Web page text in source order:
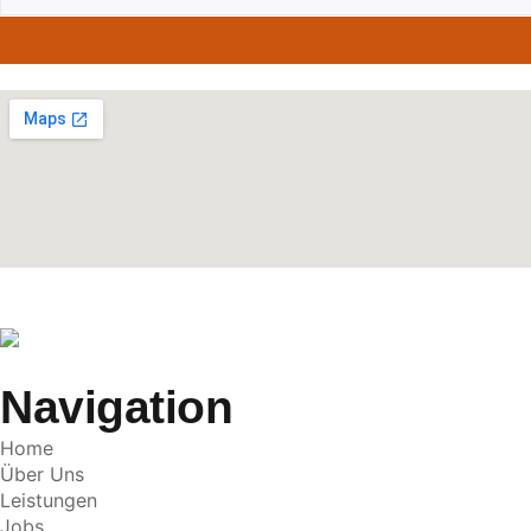
Navigation
Home
Über Uns
Leistungen